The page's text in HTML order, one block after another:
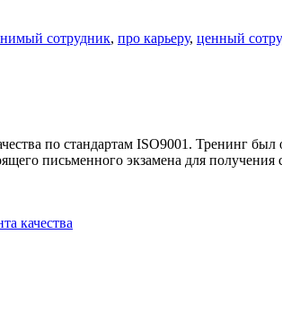
сотрудник, про карьеру, ценный
по стандартам ISO9001. Тренинг
письменного экзамена для
качества